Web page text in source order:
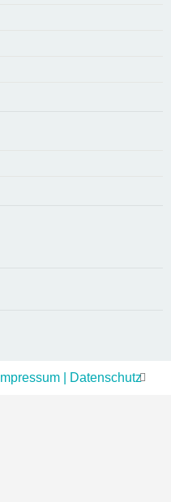
Impressum | Datenschutz